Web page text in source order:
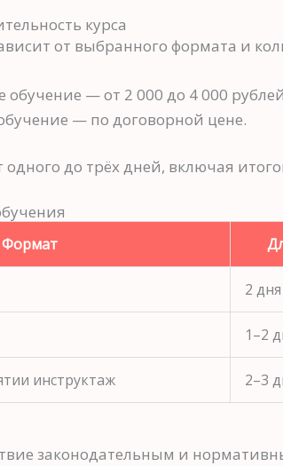
курса
от выбранного формата и
— от 2 000 до 4 000
— по договорной цене.
до трёх дней, включая
Формат
2 дня
1–2
инструктаж 2–3
законодательным и